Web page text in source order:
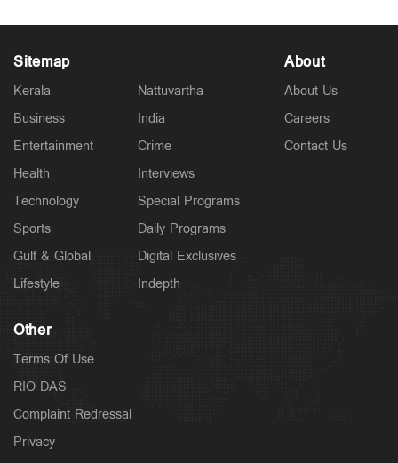
Sitemap
Kerala
Business
Entertainment
Health
Technology
Sports
Gulf & Global
Lifestyle
Nattuvartha
India
Crime
Interviews
Special Programs
Daily Programs
Digital Exclusives
Indepth
About
About Us
Careers
Contact Us
Other
Terms Of Use
RIO DAS
Complaint Redressal
Privacy